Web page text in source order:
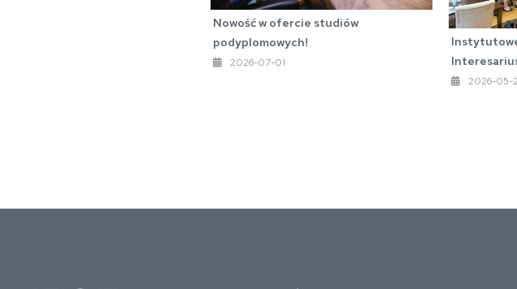
Nowość w ofercie studiów
podyplomowych!
2026-07-01
2026-05-